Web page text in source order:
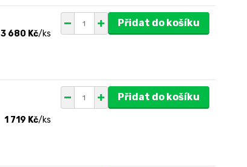
3 680 Kč/ks
Přidat do košíku
1 719 Kč/ks
Přidat do košíku